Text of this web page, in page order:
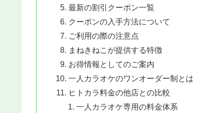
最新の割引クーポン一覧
クーポンの入手方法について
ご利用の際の注意点
まねきねこが提供する特徴
お得情報としてのご案内
一人カラオケのワンオーダー制とは
ヒトカラ料金の他店との比較
一人カラオケ専用の料金体系